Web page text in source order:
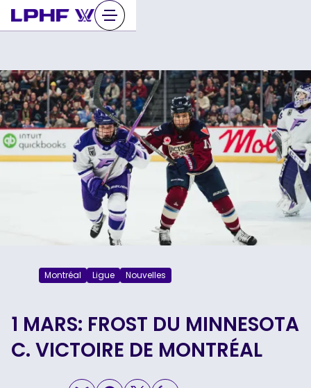
Sauter
au
Montréal Ligue Nouvelles
1 MARS: FROST DU MINNESOTA
C. VICTOIRE DE MONTRÉAL
LOADING...